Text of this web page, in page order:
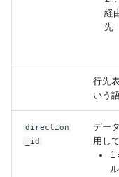
経
先
行先
いう
direction
_id
デー
用し
1